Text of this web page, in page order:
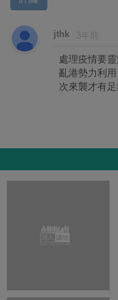
jthk 3年前
處理疫情要
亂港勢力利
次來襲才有足